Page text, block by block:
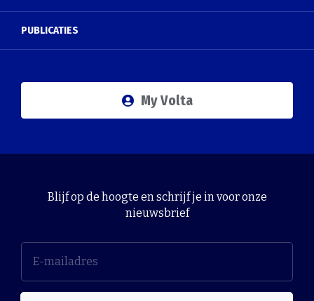
PUBLICATIES
My Volta
Blijf op de hoogte en schrijf je in voor onze
nieuwsbrief